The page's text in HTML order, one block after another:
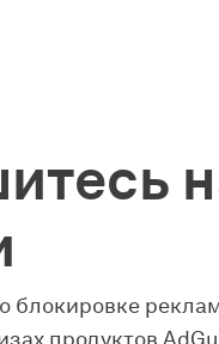
блокировке